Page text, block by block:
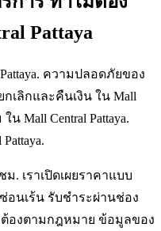
Pattaya
ความปลอดภัยของ
กเลิกและคืนเงิน ใน Mall
น Mall Central Pattaya.
ม. เราเปิดเผยราคาแบบ
อนเร้น รับชำระผ่านช่อง
องตามกฎหมาย ข้อมูลของ